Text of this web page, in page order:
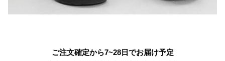
ご注文確定から7~28日でお届け予定